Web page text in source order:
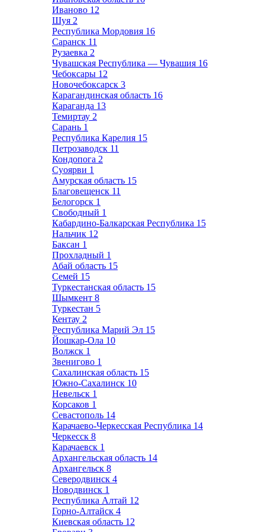
Иваново 12
Шуя 2
Республика Мордовия 16
Саранск 11
Рузаевка 2
Чувашская Республика — Чувашия 16
Чебоксары 12
Новочебоксарск 3
Карагандинская область 16
Караганда 13
Темиртау 2
Сарань 1
Республика Карелия 15
Петрозаводск 11
Кондопога 2
Суоярви 1
Амурская область 15
Благовещенск 11
Белогорск 1
Свободный 1
Кабардино-Балкарская Республика 15
Нальчик 12
Баксан 1
Прохладный 1
Абай область 15
Семей 15
Туркестанская область 15
Шымкент 8
Туркестан 5
Кентау 2
Республика Марий Эл 15
Йошкар-Ола 10
Волжск 1
Звенигово 1
Сахалинская область 15
Южно-Сахалинск 10
Невельск 1
Корсаков 1
Севастополь 14
Карачаево-Черкесская Республика 14
Черкесск 8
Карачаевск 1
Архангельская область 14
Архангельск 8
Северодвинск 4
Новодвинск 1
Республика Алтай 12
Горно-Алтайск 4
Киевская область 12